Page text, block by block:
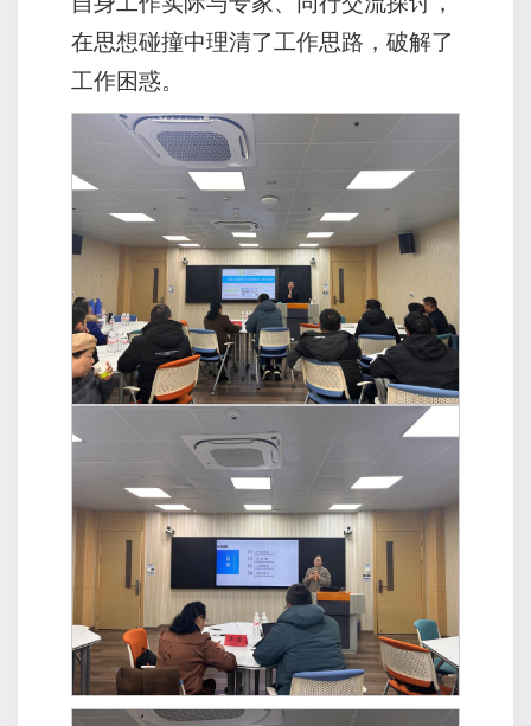
在思想碰撞中理清了工作思路，破解了
工作困惑。